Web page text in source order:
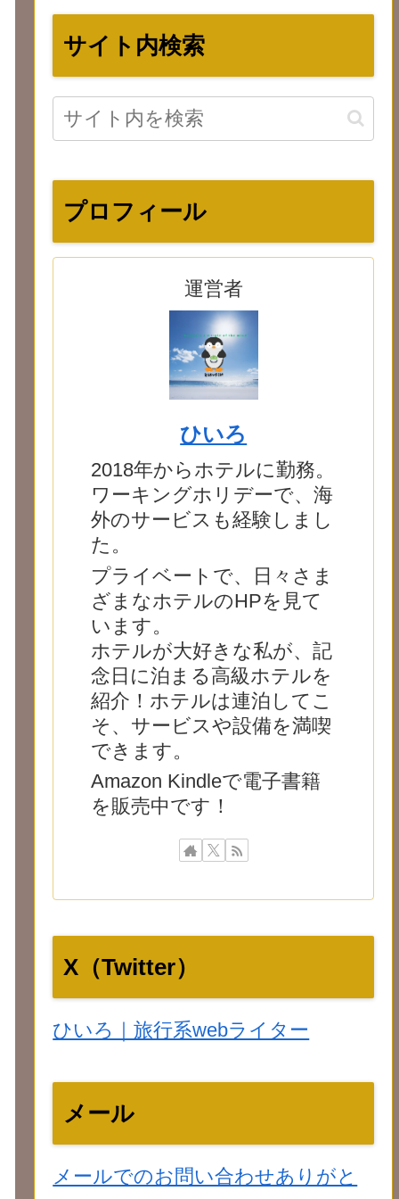
サイト内検索
プロフィール
運営者
ひいろ
2018年からホテルに勤務。
ワーキングホリデーで、海
外のサービスも経験しまし
た。
プライベートで、日々さま
ざまなホテルのHPを見て
います。
ホテルが大好きな私が、記
念日に泊まる高級ホテルを
紹介！ホテルは連泊してこ
そ、サービスや設備を満喫
できます。
Amazon Kindleで電子書籍
を販売中です！
X（Twitter）
ひいろ｜旅行系webライター
メール
メールでのお問い合わせありがと